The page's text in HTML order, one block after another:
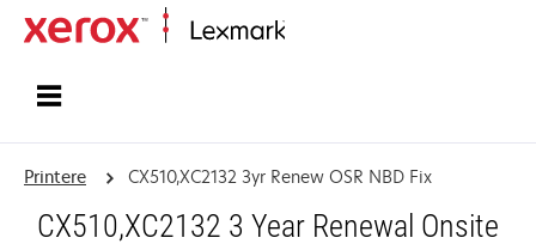
Printere CX510,XC2132 3yr Renew OSR NBD Fix
CX510,XC2132 3 Year Renewal Onsite